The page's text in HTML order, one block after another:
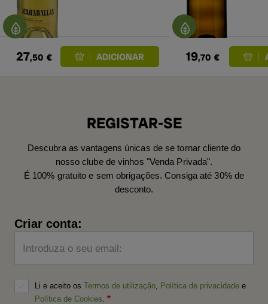
27,50 € 19,70 €
REGISTAR-SE
Descubra as vantagens únicas de se tornar cliente do
nosso clube de vinhos "Venda Privada".
É 100% gratuito e sem obrigações. Consiga até 30% de
desconto.
Criar conta:
Introduza o seu email:
Li e aceito os Termos de utilização Política de privacidade e
Política de Cookies